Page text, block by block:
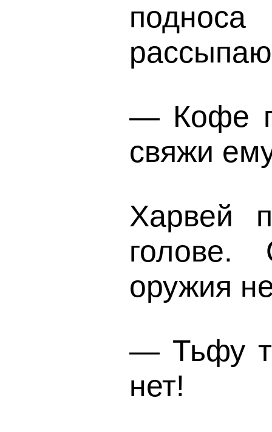
— Кофе
свяжи
Харвей
оружия
— Тьфу
нет!